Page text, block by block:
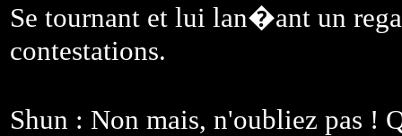
Se tournant et lui lan�ant un
contestations.
Shun : Non mais, n'oubliez pas !